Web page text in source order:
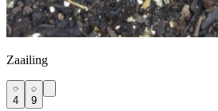
Zaailing
4 9